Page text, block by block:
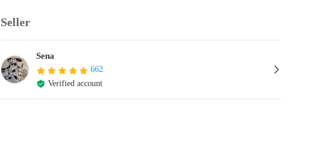
Seller
Sena
662
Verified account